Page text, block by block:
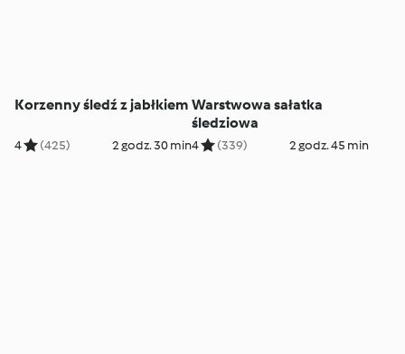
Korzenny śledź z jabłkiem
4 (425) 2 godz. 30 min
Warstwowa sałatka
śledziowa
4 (339) 2 godz. 45 min